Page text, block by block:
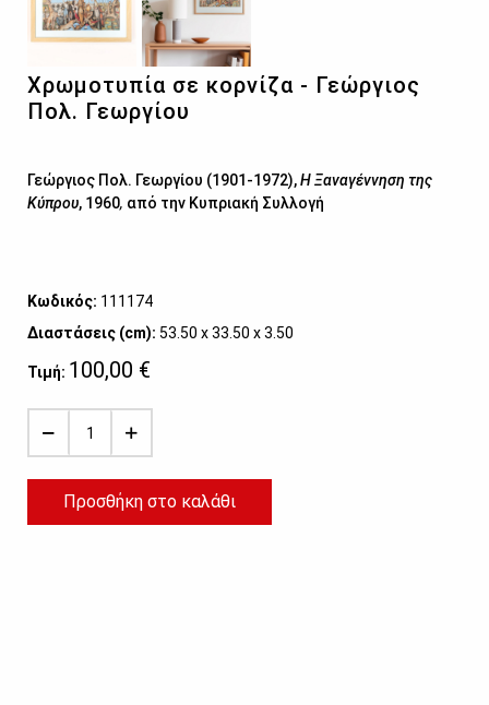
Χρωμοτυπία σε κορνίζα - Γεώργιος
Πολ. Γεωργίου
Γεώργιος Πολ. Γεωργίου (1901-1972),Η Ξαναγέννηση της
Κύπρου, 1960, από την Κυπριακή Συλλογή
Κωδικός: 111174
Διαστάσεις (cm): 53.50 x 33.50 x 3.50
Τιμή: 100,00 €
Προσθήκη στο καλάθι